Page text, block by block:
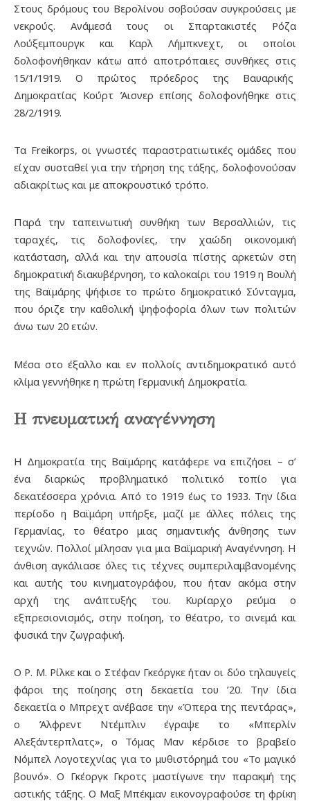
Στους δρόμους του Βερολίνου σοβούσαν συγκρούσεις με
νεκρούς. Ανάμεσά τους οι Σπαρτακιστές Ρόζα
Λούξεμπουργκ και Καρλ Λήμπκνεχτ, οι οποίοι
δολοφονήθηκαν κάτω από αποτρόπαιες συνθήκες στις
15/1/1919. Ο πρώτος πρόεδρος της Βαυαρικής
Δημοκρατίας Κούρτ Άισνερ επίσης δολοφονήθηκε στις
28/2/1919.
Τα Freikorps, οι γνωστές παραστρατιωτικές ομάδες που
είχαν συσταθεί για την τήρηση της τάξης, δολοφονούσαν
αδιακρίτως και με αποκρουστικό τρόπο.
Παρά την ταπεινωτική συνθήκη των Βερσαλλιών, τις
ταραχές, τις δολοφονίες, την χαώδη οικονομική
κατάσταση, αλλά και την απουσία πίστης αρκετών στη
δημοκρατική διακυβέρνηση, το καλοκαίρι του 1919 η Βουλή
της Βαϊμάρης ψήφισε το πρώτο δημοκρατικό Σύνταγμα,
που όριζε την καθολική ψηφοφορία όλων των πολιτών
άνω των 20 ετών.
Μέσα στο έξαλλο και εν πολλοίς αντιδημοκρατικό αυτό
κλίμα γεννήθηκε η πρώτη Γερμανική Δημοκρατία.
Η πνευματική αναγέννηση
Η Δημοκρατία της Βαϊμάρης κατάφερε να επιζήσει – σ’
ένα διαρκώς προβληματικό πολιτικό τοπίο για
δεκατέσσερα χρόνια. Από το 1919 έως το 1933. Την ίδια
περίοδο η Βαϊμάρη υπήρξε, μαζί με άλλες πόλεις της
Γερμανίας, το θέατρο μιας σημαντικής άνθησης των
τεχνών. Πολλοί μίλησαν για μια Βαϊμαρική Αναγέννηση. Η
άνθιση αγκάλιασε όλες τις τέχνες συμπεριλαμβανομένης
και αυτής του κινηματογράφου, που ήταν ακόμα στην
αρχή της ανάπτυξής του. Κυρίαρχο ρεύμα ο
εξπρεσιονισμός, στην ποίηση, το θέατρο, το σινεμά και
φυσικά την ζωγραφική.
Ο Ρ. Μ. Ρίλκε και ο Στέφαν Γκεόργκε ήταν οι δύο τηλαυγείς
φάροι της ποίησης στη δεκαετία του ’20. Την ίδια
δεκαετία ο Μπρεχτ ανέβασε την «Όπερα της πεντάρας»,
ο Άλφρεντ Ντέμπλιν έγραψε το «Μπερλίν
Αλεξάντερπλατς», ο Τόμας Μαν κέρδισε το βραβείο
Νόμπελ Λογοτεχνίας για το μυθιστόρημά του «Το μαγικό
βουνό». Ο Γκέοργκ Γκροτς μαστίγωνε την παρακμή της
αστικής τάξης. Ο Μαξ Μπέκμαν εικονογραφούσε τη φρίκη